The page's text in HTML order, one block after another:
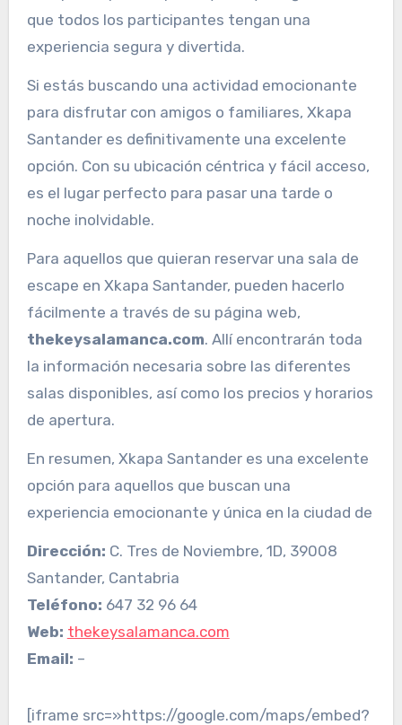
que todos los participantes tengan una
experiencia segura y divertida.
Si estás buscando una actividad emocionante
para disfrutar con amigos o familiares, Xkapa
Santander es definitivamente una excelente
opción. Con su ubicación céntrica y fácil acceso,
es el lugar perfecto para pasar una tarde o
noche inolvidable.
Para aquellos que quieran reservar una sala de
escape en Xkapa Santander, pueden hacerlo
fácilmente a través de su página web,
thekeysalamanca.com. Allí encontrarán toda
la información necesaria sobre las diferentes
salas disponibles, así como los precios y horarios
de apertura.
En resumen, Xkapa Santander es una excelente
opción para aquellos que buscan una
experiencia emocionante y única en la ciudad de
Dirección: C. Tres de Noviembre, 1D, 39008
Santander, Cantabria
Teléfono: 647 32 96 64
Web: thekeysalamanca.com
Email: –
[iframe src=»https://google.com/maps/embed?